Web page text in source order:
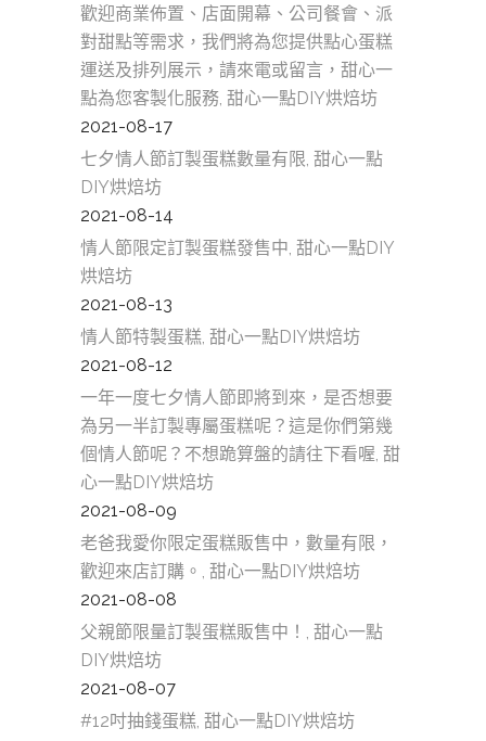
歡迎商業佈置、店面開幕、公司餐會、派
對甜點等需求，我們將為您提供點心蛋糕
運送及排列展示，請來電或留言，甜心一
點為您客製化服務, 甜心一點DIY烘焙坊
2021-08-17
七夕情人節訂製蛋糕數量有限, 甜心一點
DIY烘焙坊
2021-08-14
情人節限定訂製蛋糕發售中, 甜心一點DIY
烘焙坊
2021-08-13
情人節特製蛋糕, 甜心一點DIY烘焙坊
2021-08-12
一年一度七夕情人節即將到來，是否想要
為另一半訂製專屬蛋糕呢？這是你們第幾
個情人節呢？不想跪算盤的請往下看喔, 甜
心一點DIY烘焙坊
2021-08-09
老爸我愛你限定蛋糕販售中，數量有限，
歡迎來店訂購。, 甜心一點DIY烘焙坊
2021-08-08
父親節限量訂製蛋糕販售中！, 甜心一點
DIY烘焙坊
2021-08-07
#12吋抽錢蛋糕, 甜心一點DIY烘焙坊